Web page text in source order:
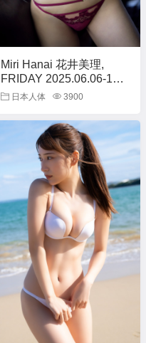
Miri Hanai 花井美理,
FRIDAY 2025.06.06-13
(フライデー 2025年6月
日本人体 3900